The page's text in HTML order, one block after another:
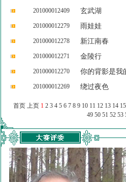
201000012409 玄武湖
201000012279 雨娃娃
201000012278 新江南春
201000012271 金陵行
201000012270 你的背影是我
201000012269 绕过夜色
首页 上页 1 2 3 4 5 6 7 8 9 10 11 12 13 14 15
49 50 51 52 53